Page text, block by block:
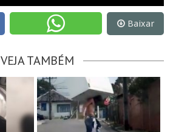
Baixar
VEJA TAMBÉM